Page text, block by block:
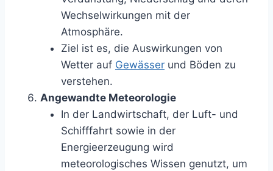
Wechselwirkungen mit der
Atmosphäre.
Ziel ist es, die Auswirkungen von
Wetter auf Gewässer und Böden zu
verstehen.
Angewandte Meteorologie
In der Landwirtschaft, der Luft- und
Schifffahrt sowie in der
Energieerzeugung wird
meteorologisches Wissen genutzt, um